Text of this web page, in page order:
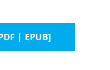
| EPUB]